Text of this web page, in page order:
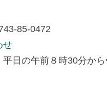
85-0472
せ
日の午前８時30分か